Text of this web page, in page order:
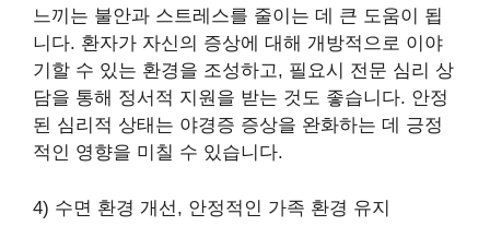
느끼는 불안과 스트레스를 줄이는 데 큰 도움이 됩
니다. 환자가 자신의 증상에 대해 개방적으로 이야
기할 수 있는 환경을 조성하고, 필요시 전문 심리 상
담을 통해 정서적 지원을 받는 것도 좋습니다. 안정
된 심리적 상태는 야경증 증상을 완화하는 데 긍정
적인 영향을 미칠 수 있습니다.
4) 수면 환경 개선, 안정적인 가족 환경 유지